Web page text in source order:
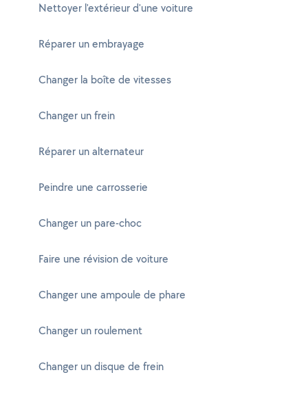
Nettoyer l'extérieur d'une voiture
Réparer un embrayage
Changer la boîte de vitesses
Changer un frein
Réparer un alternateur
Peindre une carrosserie
Changer un pare-choc
Faire une révision de voiture
Changer une ampoule de phare
Changer un roulement
Changer un disque de frein